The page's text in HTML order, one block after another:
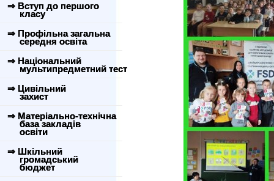
⇒ Вступ до першого
класу
⇒ Профільна загальна
середня освіта
⇒ Національний
мультипредметний тест
⇒ Цивільний
захист
⇒ Матеріально-технічна
база закладів
освіти
⇒ Шкільний
громадський
бюджет